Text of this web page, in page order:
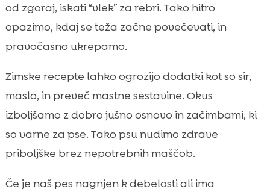
od zgoraj, iskati “vlek” za rebri. Tako hitro
opazimo, kdaj se teža začne povečevati, in
pravočasno ukrepamo.
Zimske recepte lahko ogrozijo dodatki kot so sir,
maslo, in preveč mastne sestavine. Okus
izboljšamo z dobro jušno osnovo in začimbami, ki
so varne za pse. Tako psu nudimo zdrave
priboljške brez nepotrebnih maščob.
Če je naš pes nagnjen k debelosti ali ima